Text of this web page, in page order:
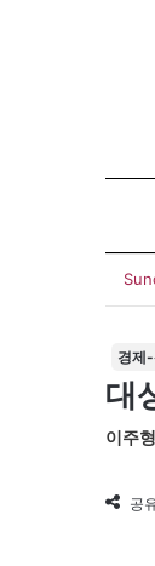
경제
대
이주형
공